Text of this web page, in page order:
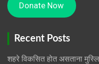
Donate Now
Recent Posts
शहरे विकसित होत असताना